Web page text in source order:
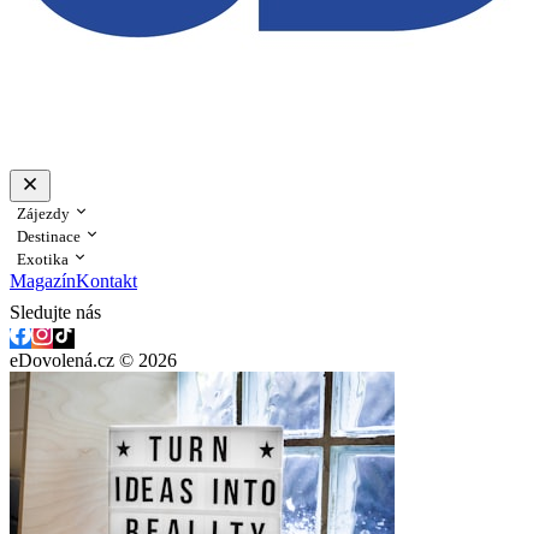
Zájezdy
Destinace
Exotika
MagazínKontakt
Sledujte nás
eDovolená.cz © 2026